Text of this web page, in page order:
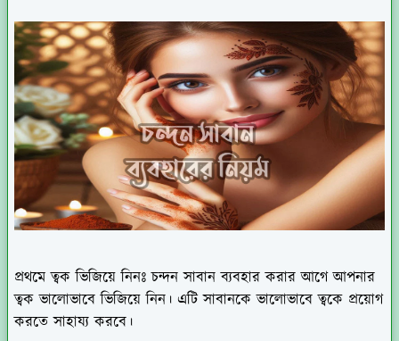
প্রথমে ত্বক ভিজিয়ে নিনঃচন্দন সাবান ব্যবহার করার আগে আপনার
ত্বক ভালোভাবে ভিজিয়ে নিন। এটি সাবানকে ভালোভাবে ত্বকে প্রয়োগ
করতে সাহায্য করবে।